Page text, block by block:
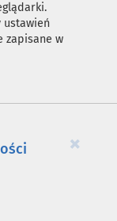
ustawień
zapisane w
×